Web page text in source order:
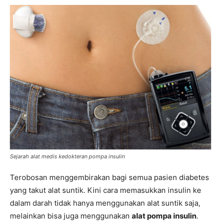
Sejarah alat medis kedokteran pompa insulin
Terobosan menggembirakan bagi semua pasien diabetes
yang takut alat suntik. Kini cara memasukkan insulin ke
dalam darah tidak hanya menggunakan alat suntik saja,
melainkan bisa juga menggunakan alat pompa insulin.